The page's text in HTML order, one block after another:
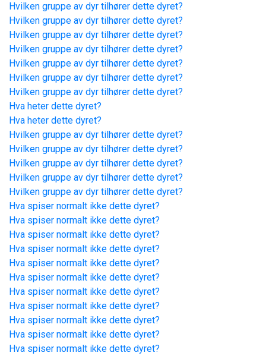
Hvilken gruppe av dyr tilhører dette dyret?
Hvilken gruppe av dyr tilhører dette dyret?
Hvilken gruppe av dyr tilhører dette dyret?
Hvilken gruppe av dyr tilhører dette dyret?
Hvilken gruppe av dyr tilhører dette dyret?
Hvilken gruppe av dyr tilhører dette dyret?
Hvilken gruppe av dyr tilhører dette dyret?
Hva heter dette dyret?
Hva heter dette dyret?
Hvilken gruppe av dyr tilhører dette dyret?
Hvilken gruppe av dyr tilhører dette dyret?
Hvilken gruppe av dyr tilhører dette dyret?
Hvilken gruppe av dyr tilhører dette dyret?
Hvilken gruppe av dyr tilhører dette dyret?
Hva spiser normalt ikke dette dyret?
Hva spiser normalt ikke dette dyret?
Hva spiser normalt ikke dette dyret?
Hva spiser normalt ikke dette dyret?
Hva spiser normalt ikke dette dyret?
Hva spiser normalt ikke dette dyret?
Hva spiser normalt ikke dette dyret?
Hva spiser normalt ikke dette dyret?
Hva spiser normalt ikke dette dyret?
Hva spiser normalt ikke dette dyret?
Hva spiser normalt ikke dette dyret?